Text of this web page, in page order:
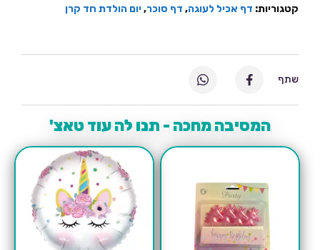
קרן
קטגוריות: דף אכיל לעוגה, דף סוכר,יום הולדת חד קרן
המסיבה מחכה - תנו לה עוד טאצ'
שתף